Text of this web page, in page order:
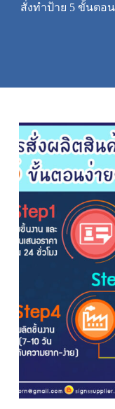
สั่งทำป้าย 5 ขั้นตอ